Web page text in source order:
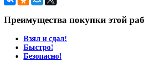
Преимущества покупки этой
Взял и сдал!
Быстро!
Безопасно!